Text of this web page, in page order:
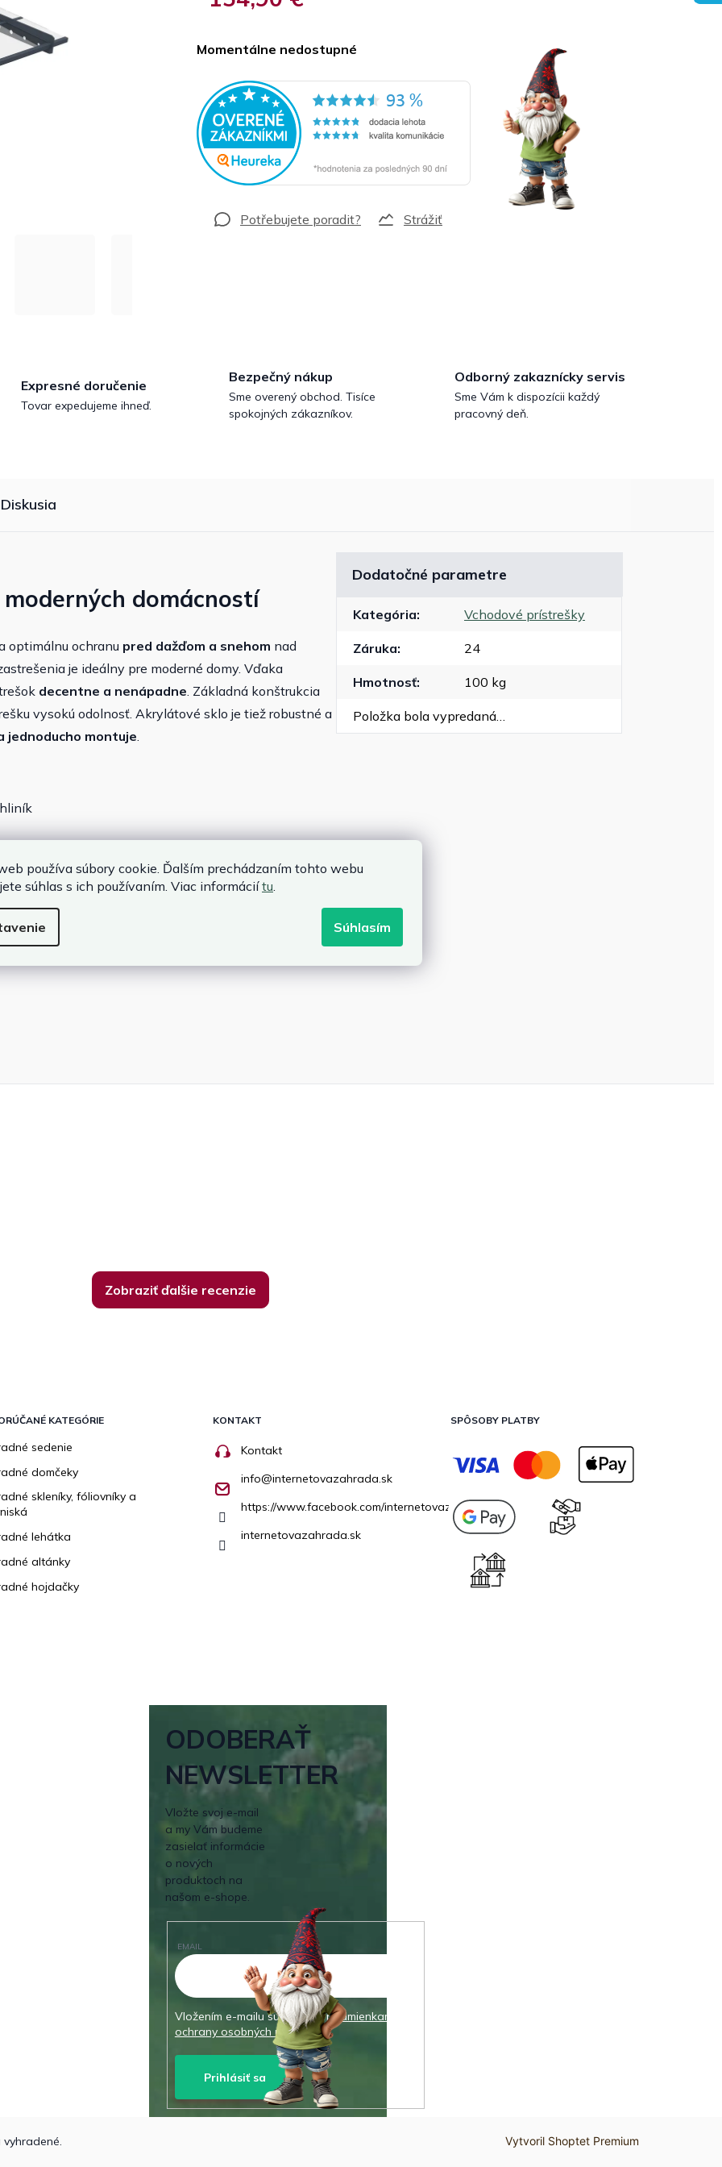
používa súbory cookie. Ďalším prechádzaním tohto webu
súhlas s ich používaním. Viac informáciítu.
Súhlasím
Momentálne nedostupné
Strážiť
Expresné doručenie
Tovar expedujeme ihneď.
Bezpečný nákup
Sme overený obchod. Tisíce
spokojných zákazníkov.
Odborný zakaznícky servis
Sme Vám k dispozícii každý
pracovný deň.
Diskusia
domácností
optimálnu ochranu pred dažďom a snehom nad
je ideálny pre moderné domy. Vďaka
decentne a nenápadne. Základná konštrukcia
vysokú odolnosť. Akrylátové sklo je tiež robustné a
jednoducho montuje.
Dodatočné parametre
Kategória: Vchodové prístrešky
Záruka: 24
Hmotnosť: 100 kg
Položka bola vypredaná…
Zobraziť ďalšie recenzie
KATEGÓRIE
sedenie
domčeky
skleníky, fóliovníky a
lehátka
altánky
hojdačky
KONTAKT
Kontakt
info@internetovazahrada.sk
https://www.facebook.com/internetovazahrada.sk/
internetovazahrada.sk
SPÔSOBY PLATBY
ODOBERAŤ
NEWSLETTER
Vložte svoj e-mail
a my Vám budeme
zasielať informácie
o nových
produktoch na
našom e-shope.
EMAIL
Vložením e-mailu súhlasíte spodmienkami
ochrany osobných údajov
Prihlásiť sa
Vytvoril Shoptet Premium